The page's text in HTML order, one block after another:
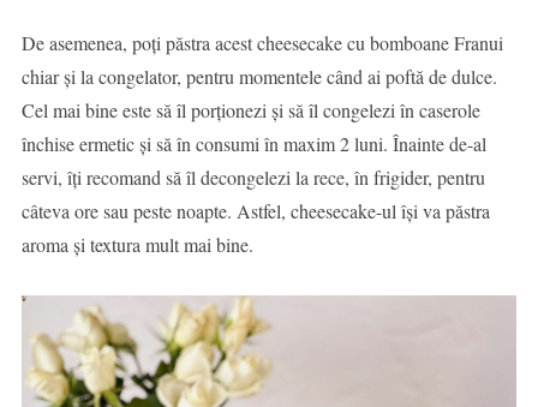
De asemenea, poți păstra acest cheesecake cu bomboane Franui
chiar și la congelator, pentru momentele când ai poftă de dulce.
Cel mai bine este să îl porționezi și să îl congelezi în caserole
închise ermetic și să în consumi în maxim 2 luni. Înainte de-al
servi, îți recomand să îl decongelezi la rece, în frigider, pentru
câteva ore sau peste noapte. Astfel, cheesecake-ul își va păstra
aroma și textura mult mai bine.